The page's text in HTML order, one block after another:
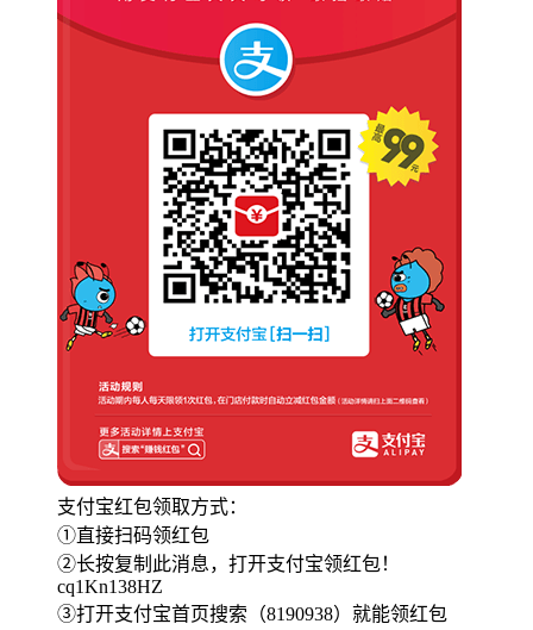
支付宝红包领取方式：
①直接扫码领红包
②长按复制此消息，打开支付宝领红包！
cq1Kn138HZ
③打开支付宝首页搜索（8190938）就能领红包